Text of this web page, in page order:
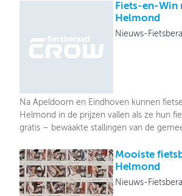
Fiets-en-Win
Helmond
Nieuws-
Na Apeldoorn en Eindhoven kunnen
Helmond in de prijzen vallen als ze hun
gratis – bewaakte stallingen van de
Mooiste
Helmond
Nieuws-